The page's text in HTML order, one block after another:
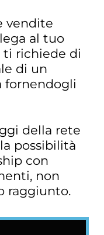
vendite
al tuo
ti richiede di
di un
fornendogli
della rete
possibilità
con
non
raggiunto.